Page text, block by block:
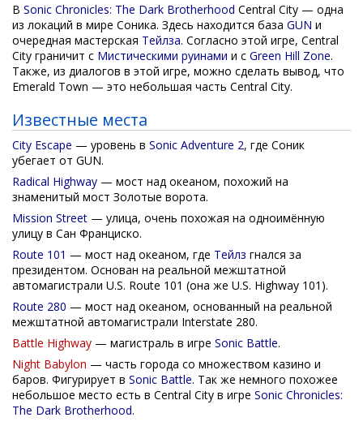
В Sonic Chronicles: The Dark Brotherhood Central City — одна
из локаций в мире Соника. Здесь находится база GUN и
очередная мастерская Тейлза. Согласно этой игре, Central
City граничит с Мистическими руинами и с Green Hill Zone.
Также, из диалогов в этой игре, можно сделать вывод, что
Emerald Town — это небольшая часть Central City.
Известные места
City Escape — уровень в Sonic Adventure 2, где Соник
убегает от GUN.
Radical Highway — мост над океаном, похожий на
знаменитый мост Золотые ворота.
Mission Street — улица, очень похожая на одноимённую
улицу в Сан Франциско.
Route 101 — мост над океаном, где Тейлз гнался за
президентом. Основан на реальной межштатной
автомагистрали U.S. Route 101 (она же U.S. Highway 101).
Route 280 — мост над океаном, основанный на реальной
межштатной автомагистрали Interstate 280.
Battle Highway — магистраль в игре Sonic Battle.
Night Babylon — часть города со множеством казино и
баров. Фигурирует в Sonic Battle. Так же немного похожее
небольшое место есть в Central City в игре Sonic Chronicles:
The Dark Brotherhood.